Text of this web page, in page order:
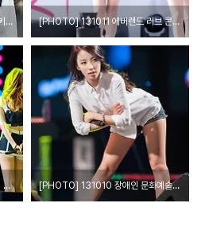
[PHOTO]150312 슈퍼주니어의 키스 더 라디오 레인보우 지숙 by EPOXY [PHOTO] 131011 에버랜드 러브 콘서트 - 레인보우 by EPOXY
[PHOTO] 131003 중국인 유학생 페스티벌 - 레인보우 by EPOXY [PHOTO] 131010 장애인 문화예술축제 - 레인보우 by EPOXY